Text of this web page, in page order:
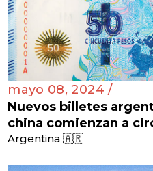
mayo 08, 2024 /
Nuevos billetes
china comienzan a
Argentina 🇦🇷